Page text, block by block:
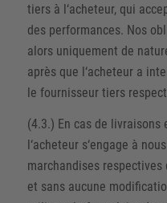
tiers à l‘acheteur, qui
des performances. Nos
alors uniquement de
après que l‘acheteur a
le fournisseur tiers
(4.3.) En cas de livraisons
l‘acheteur s‘engage à
marchandises respectives
et sans aucune